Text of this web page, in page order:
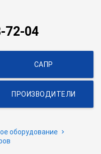
72-04
САПР
ПРОИЗВОДИТЕЛИ
оборудование